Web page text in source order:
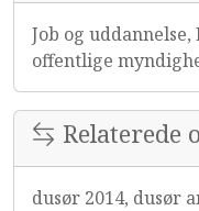
Job og
offentlige
Relaterede
dusør 2014, dusør